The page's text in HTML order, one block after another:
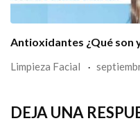
Antioxidantes ¿Qué son
Limpieza Facial
DEJA UNA